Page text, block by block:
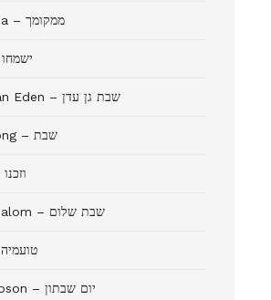
Mimkomecha – ממקומך
Yismechu – ישמחו
Shabbos Gan Eden – שבת גן עדן
Shabbos Song – שבת
Vezakeinu – וזכנו
Shabbos Shalom – שבת שלום
Toameha – טועמיה
Yom Shabboson – יום שבתון